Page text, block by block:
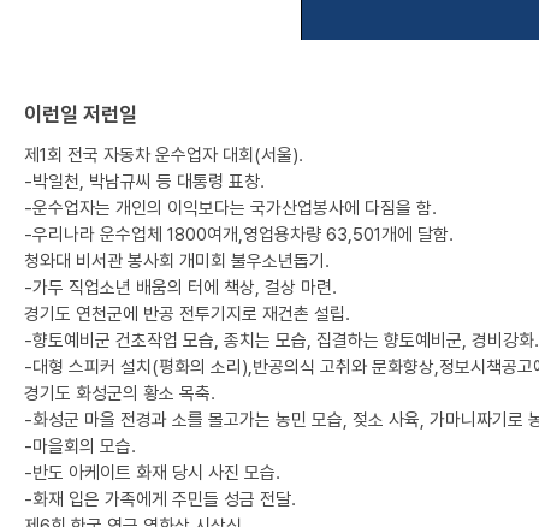
이런일 저런일
제1회 전국 자동차 운수업자 대회(서울).
-박일천, 박남규씨 등 대통령 표창.
-운수업자는 개인의 이익보다는 국가산업봉사에 다짐을 함.
-우리나라 운수업체 1800여개,영업용차량 63,501개에 달함.
청와대 비서관 봉사회 개미회 불우소년돕기.
-가두 직업소년 배움의 터에 책상, 걸상 마련.
경기도 연천군에 반공 전투기지로 재건촌 설립.
-향토예비군 건초작업 모습, 종치는 모습, 집결하는 향토예비군, 경비강화.
-대형 스피커 설치(평화의 소리),반공의식 고취와 문화향상,정보시책공고
경기도 화성군의 황소 목축.
-화성군 마을 전경과 소를 몰고가는 농민 모습, 젖소 사육, 가마니짜기로
-마을회의 모습.
-반도 아케이트 화재 당시 사진 모습.
-화재 입은 가족에게 주민들 성금 전달.